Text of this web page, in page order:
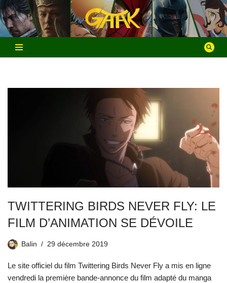
Aller
au
contenu
TWITTERING BIRDS NEVER FLY: LE
FILM D’ANIMATION SE DÉVOILE
Balin 29 décembre 2019
Le site officiel du film Twittering Birds Never Fly a mis en ligne
vendredi la première bande-annonce du film adapté du manga